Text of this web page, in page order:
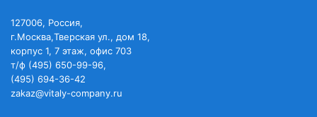
127006, Россия,
г.Москва,Тверская ул., дом 18,
корпус 1, 7 этаж, офис 703
т/ф (495) 650-99-96,
(495) 694-36-42
zakaz@vitaly-company.ru